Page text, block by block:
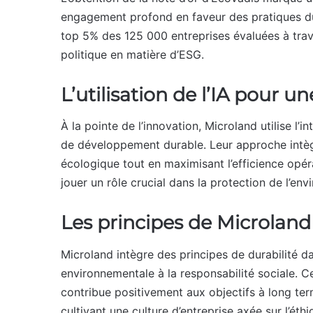
engagement profond en faveur des pratiques
top 5% des 125 000 entreprises évaluées à
politique en matière d’ESG.
L’utilisation de l’IA pour
À la pointe de l’innovation, Microland utilise
de développement durable. Leur approche
écologique tout en maximisant l’efficience
jouer un rôle crucial dans la protection de
Les principes de
Microland intègre des principes de durabilité
environnementale à la responsabilité sociale.
contribue positivement aux objectifs à long